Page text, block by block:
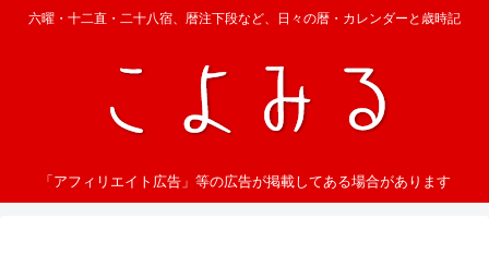
六曜・十二直・二十八宿、暦注下段など、日々の暦・カレンダーと歳時記
「アフィリエイト広告」等の広告が掲載してある場合があります